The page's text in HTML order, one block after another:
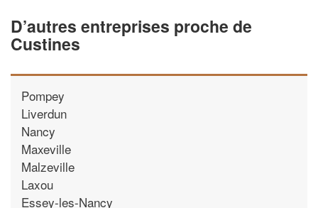
D’autres entreprises proche de
Custines
Pompey
Liverdun
Nancy
Maxeville
Malzeville
Laxou
Essey-les-Nancy